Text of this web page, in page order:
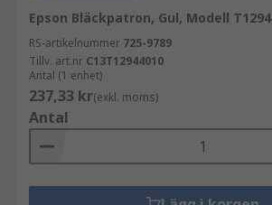
Epson Bläckpatron, Gul, Modell T1294
RS-artikelnummer 725-9789
Tillv. art.nr C13T12944010
Antal (1 enhet)
237,33 kr(exkl. moms)
Antal